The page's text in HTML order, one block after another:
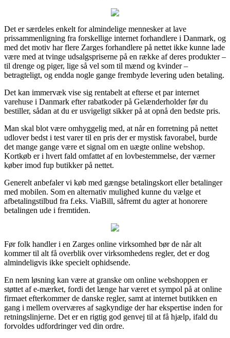
Det er særdeles enkelt for almindelige mennesker at lave
prissammenligning fra forskellige internet forhandlere i Danmark, og
med det motiv har flere Zarges forhandlere på nettet ikke kunne lade
være med at tvinge udsalgspriserne på en række af deres produkter –
til drenge og piger, lige så vel som til mænd og kvinder –
betragteligt, og endda nogle gange frembyde levering uden betaling.
Det kan immervæk vise sig rentabelt at efterse et par internet
varehuse i Danmark efter rabatkoder på Gelænderholder før du
bestiller, sådan at du er usvigeligt sikker på at opnå den bedste pris.
Man skal blot være omhyggelig med, at når en forretning på nettet
udlover bedst i test varer til en pris der er mystisk favorabel, burde
det mange gange være et signal om en uægte online webshop.
Kortkøb er i hvert fald omfattet af en lovbestemmelse, der værner
køber imod fup butikker på nettet.
Generelt anbefaler vi køb med gængse betalingskort eller betalinger
med mobilen. Som en alternativ mulighed kunne du vælge et
afbetalingstilbud fra f.eks. ViaBill, såfremt du agter at honorere
betalingen ude i fremtiden.
Før folk handler i en Zarges online virksomhed bør de når alt
kommer til alt få overblik over virksomhedens regler, det er dog
almindeligvis ikke specielt ophidsende.
En nem løsning kan være at granske om online webshoppen er
støttet af e-mærket, fordi det længe har været et sympol på at online
firmaet efterkommer de danske regler, samt at internet butikken en
gang i mellem overværes af sagkyndige der har ekspertise inden for
retningslinjerne. Det er en rigtig god genvej til at få hjælp, ifald du
forvoldes udfordringer ved din ordre.